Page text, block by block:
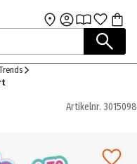
Hauptinhalt
Trends
Artikelnr. 3015098